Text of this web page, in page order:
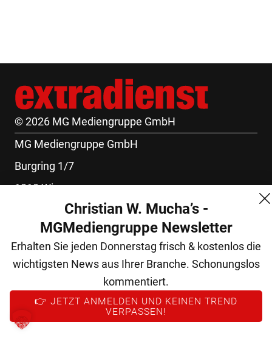
© 2026 MG Mediengruppe GmbH
MG Mediengruppe GmbH
Burgring 1/7
1010 Wien
+43 (1) 522 14 14
office@mgmedien.at
Kontakt
Datenschutz
Impressum
Christian W. Mucha’s -
MGMediengruppe Newsletter
Erhalten Sie jeden Donnerstag frisch & kostenlos die
wichtigsten News aus Ihrer Branche. Schonungslos
kommentiert.
👉 JETZT ANMELDEN UND KEINEN TREND
VERPASSEN!